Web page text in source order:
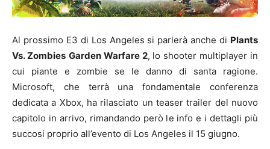
Al prossimo E3 di Los Angeles si parlerà anche di Plants
Vs. Zombies Garden Warfare 2, lo shooter multiplayer in
cui piante e zombie se le danno di santa ragione.
Microsoft, che terrà una fondamentale conferenza
dedicata a Xbox, ha rilasciato un teaser trailer del nuovo
capitolo in arrivo, rimandando però le info e i dettagli più
succosi proprio all’evento di Los Angeles il 15 giugno.